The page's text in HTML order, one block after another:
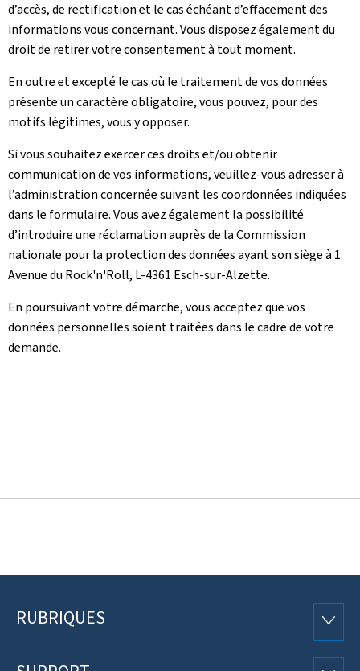
d’accès, de rectification et le cas échéant d’effacement des
informations vous concernant. Vous disposez également du
droit de retirer votre consentement à tout moment.
En outre et excepté le cas où le traitement de vos données
présente un caractère obligatoire, vous pouvez, pour des
motifs légitimes, vous y opposer.
Si vous souhaitez exercer ces droits et/ou obtenir
communication de vos informations, veuillez-vous adresser à
l’administration concernée suivant les coordonnées indiquées
dans le formulaire. Vous avez également la possibilité
d’introduire une réclamation auprès de la Commission
nationale pour la protection des données ayant son siège à 1
Avenue du Rock'n'Roll, L-4361 Esch-sur-Alzette.
En poursuivant votre démarche, vous acceptez que vos
données personnelles soient traitées dans le cadre de votre
demande.
Pied
RUBRIQUES